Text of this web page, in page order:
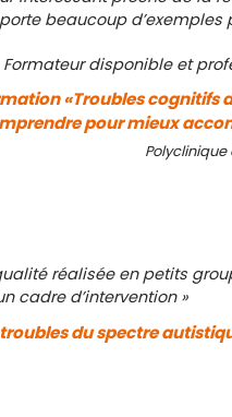
beaucoup d’exemples
Formateur disponible et
«Troubles cognitifs
pour mieux
réalisée en petits
cadre d’intervention »
du spectre